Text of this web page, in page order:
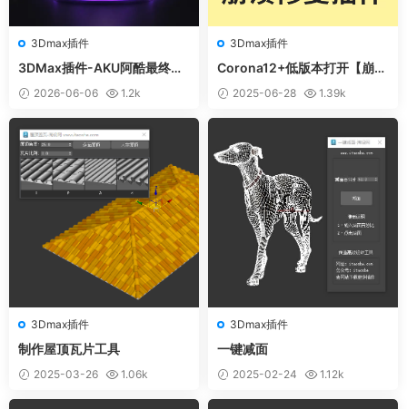
3Dmax插件
3DMax插件-AKU阿酷最终版
支持Max2012-2026
2026-06-06 1.2k
3Dmax插件
Corona12+低版本打开【崩溃
修复插件】
2025-06-28 1.39k
3Dmax插件
制作屋顶瓦片工具
2025-03-26 1.06k
3Dmax插件
一键减面
2025-02-24 1.12k